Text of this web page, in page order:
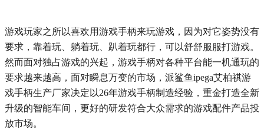
游戏玩家之所以喜欢用游戏手柄来玩游戏，因为对它姿势没有
要求，靠着玩、躺着玩、趴着玩都行，可以舒舒服服打游戏。
然而面对独占游戏的兴起，游戏手柄对各种平台能一机通玩的
要求越来越高，面对瞬息万变的市场，派鲨鱼ipega艾柏祺游
戏手柄生产厂家决定以26年游戏手柄制造经验，重金打造全新
升级的智能车间，更好的研发符合大众需求的游戏配件产品投
放市场。